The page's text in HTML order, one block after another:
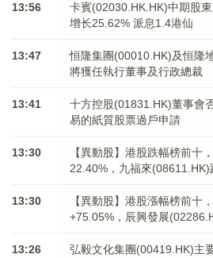
13:56
卡賓(02030.HK.HK)中期股
增长25.62% 派息1.4港仙
13:47
恒隆集團(00010.HK)及恒隆
將獲任執行董事及行政總裁
13:41
十方控股(01831.HK)董事會
易的紙質股票過戶申請
13:30
【異動股】港股跌幅榜前十
22.40%，九福來(08611.HK)
13:30
【異動股】港股漲幅榜前十
+75.05%，辰興發展
13:26
弘毅文化集團(00419.HK)主